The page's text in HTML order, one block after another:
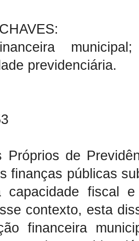
previdenciária.
Próprios de
finanças públicas
capacidade fiscal
contexto, esta
financeira